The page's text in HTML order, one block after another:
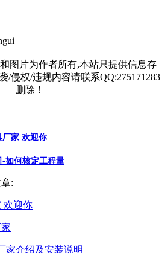
图片为作者所有,本站只提供信息存
/侵权/违规内容请联系QQ:275171283
删除！
厂家 欢迎你
-如何核定工程量
:
欢迎你
家介绍及安装说明